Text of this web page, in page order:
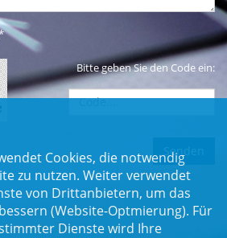
Bitte geben Sie den Code ein:
Cookies, die notwendig
zu nutzen. Weiter verwendet
von Drittanbietern, um das
(Website-Optmierung). Für
Dienste wird Ihre